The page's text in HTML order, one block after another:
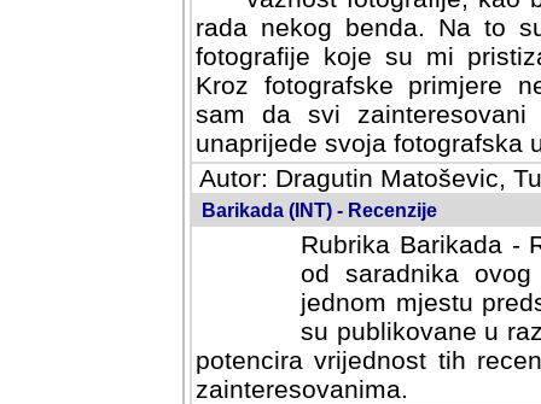
rada nekog benda. Na to
fotografije koje su mi
fotografske primjere
svi zainteresovani
svoja fotografska umijeca.
Autor: Dragutin Matoševic,
Barikada (INT) - Recenzije
Rubrika Barikada -
od saradnika
jednom mjestu
su publikovane u
potencira vrijednost tih
zainteresovanima.